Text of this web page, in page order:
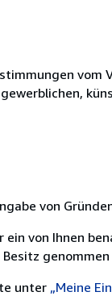
von
von Ihnen
unter „Meine